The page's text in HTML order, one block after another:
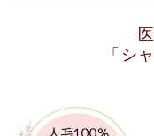
「シ